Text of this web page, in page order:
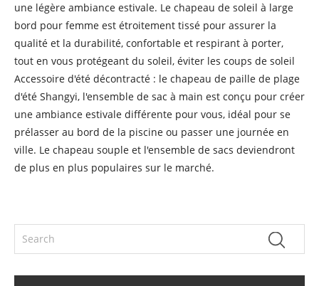
une légère ambiance estivale. Le chapeau de soleil à large
bord pour femme est étroitement tissé pour assurer la
qualité et la durabilité, confortable et respirant à porter,
tout en vous protégeant du soleil, éviter les coups de soleil
Accessoire d'été décontracté : le chapeau de paille de plage
d'été Shangyi, l'ensemble de sac à main est conçu pour créer
une ambiance estivale différente pour vous, idéal pour se
prélasser au bord de la piscine ou passer une journée en
ville. Le chapeau souple et l'ensemble de sacs deviendront
de plus en plus populaires sur le marché.